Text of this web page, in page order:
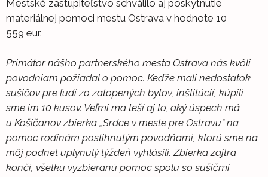
Mestské zastupiteľstvo schválilo aj poskytnutie
materiálnej pomoci mestu Ostrava v hodnote 10
559 eur.
Primátor nášho partnerského mesta Ostrava nás kvôli
povodniam požiadal o pomoc. Keďže mali nedostatok
sušičov pre ľudí zo zatopených bytov, inštitúcií, kúpili
sme im 10 kusov. Veľmi ma teší aj to, aký úspech má
u Košičanovzbierka „Srdce v meste pre Ostravu“ na
pomoc rodinám postihnutým povodňami, ktorú sme na
môj podnet uplynulý týždeň vyhlásili. Zbierka zajtra
končí, všetku vyzbieranú pomoc spolu so sušičmi